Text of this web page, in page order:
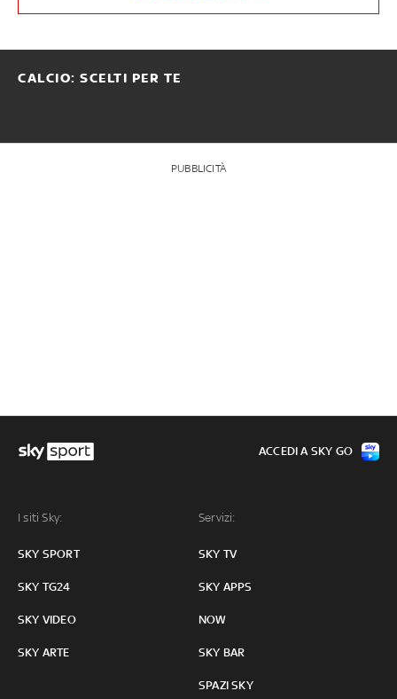
CALCIO: SCELTI PER TE
PUBBLICITÀ
I siti Sky:
SKY SPORT
SKY TG24
SKY VIDEO
SKY ARTE
Servizi:
SKY TV
SKY APPS
NOW
SKY BAR
SPAZI SKY
ACCEDI A SKY GO